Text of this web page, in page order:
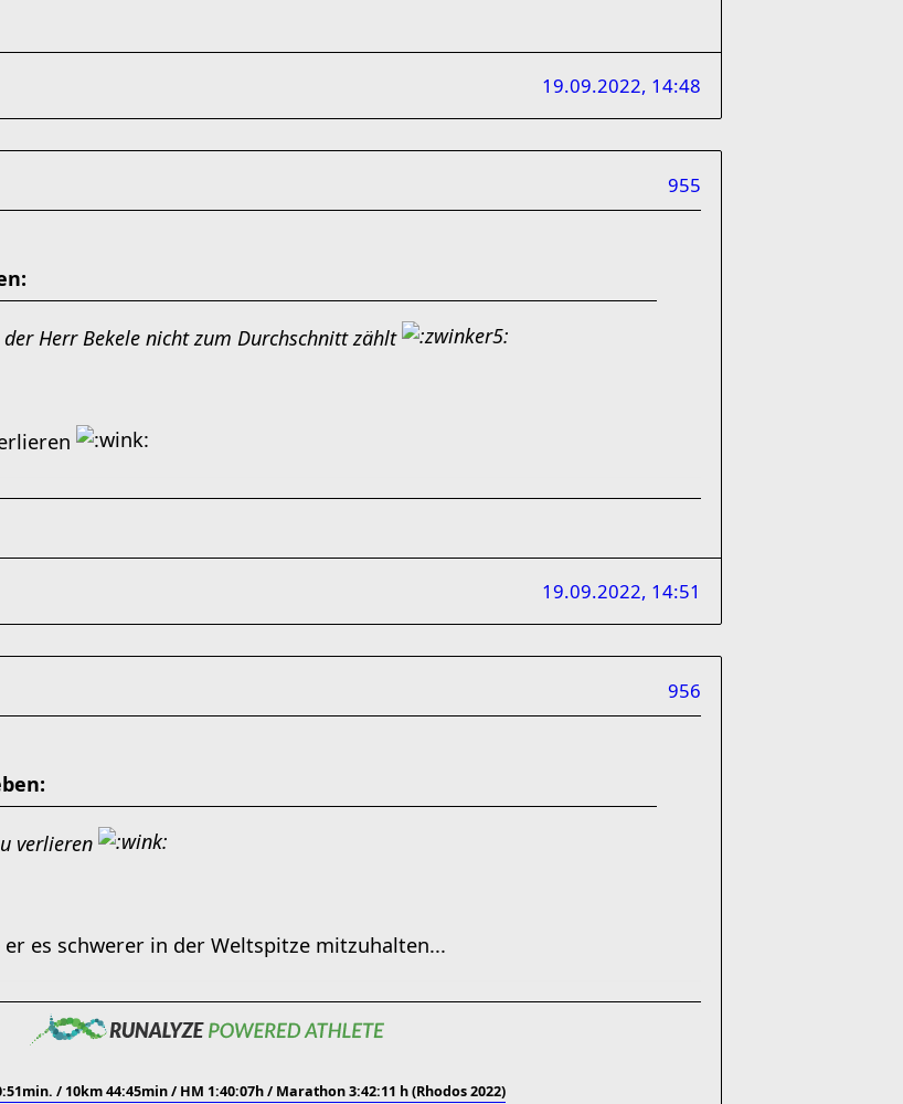
19.09.2022, 14:48
955
Herr Bekele nicht zum Durchschnitt zählt
19.09.2022, 14:51
956
verlieren
es schwerer in der Weltspitze mitzuhalten...
/ 10km 44:45min / HM 1:40:07h / Marathon 3:42:11 h (Rhodos 2022)